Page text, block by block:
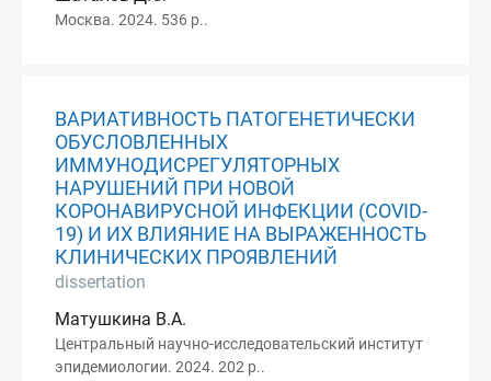
Москва. 2024. 536 p..
ВАРИАТИВНОСТЬ ПАТОГЕНЕТИЧЕСКИ
ОБУСЛОВЛЕННЫХ
ИММУНОДИСРЕГУЛЯТОРНЫХ
НАРУШЕНИЙ ПРИ НОВОЙ
КОРОНАВИРУСНОЙ ИНФЕКЦИИ (COVID-
19) И ИХ ВЛИЯНИЕ НА ВЫРАЖЕННОСТЬ
КЛИНИЧЕСКИХ ПРОЯВЛЕНИЙ
dissertation
Матушкина В.А.
Центральный научно-исследовательский институт
эпидемиологии. 2024. 202 p..